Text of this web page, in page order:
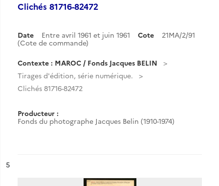
Clichés 81716-82472
Date Entre avril 1961 et juin 1961 Cote
21MA/2/91
(Cote de commande)
Contexte : MAROC / Fonds Jacques BELIN
Tirages d'édition, série numérique.
Clichés 81716-82472
Producteur :
Fonds du photographe Jacques Belin (1910-1974)
n°
5